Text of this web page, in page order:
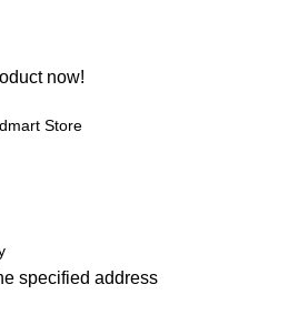
now!
Store
specified address